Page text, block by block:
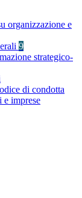
organizzazione e
9
strategico-
di condotta
imprese